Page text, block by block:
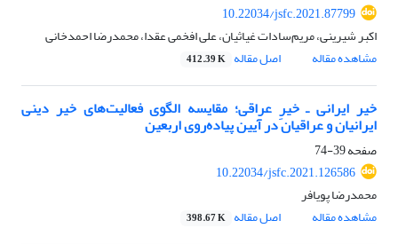
10.22034/jsfc.2021.87799
اکبر شیرینی، مریم‌سادات غیاثیان، علی افخمی عقدا، محمدرضا احمدخانی
مشاهده مقاله
اصل مقاله 412.39 K
خیر ایرانی ـ خیرِ عراقی؛ مقایسه الگوی فعالیت‌های خیر دینی
ایرانیان و عراقیان در آیین پیاده‌روی اربعین
صفحه39-74
10.22034/jsfc.2021.126586
محمدرضا پویافر
مشاهده مقاله
اصل مقاله 398.67 K